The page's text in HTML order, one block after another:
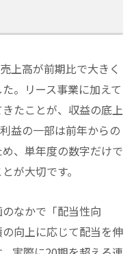
上高が前期比で大きく
。リース事業に加えて
たことが、収益の底上
益の一部は前年からの
、単年度の数字だけで
が大切です。
なかで「配当性向
向上に応じて配当を伸